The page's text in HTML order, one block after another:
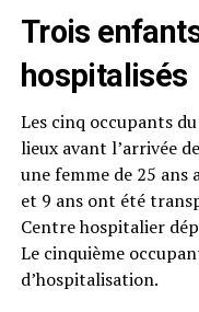
Trois
hospitalisés
Les cinq occupants
lieux avant l’arrivée
une femme de 25 ans
et 9 ans ont été
Centre hospitalier
Le cinquième
d’hospitalisation.